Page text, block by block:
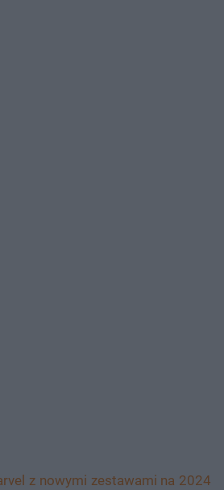
z nowymi zestawami na 2024